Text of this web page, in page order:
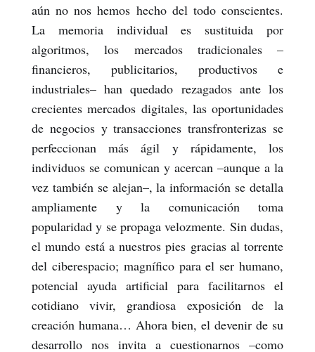
aún no nos hemos hecho del todo conscientes.
La memoria individual es sustituida por
algoritmos, los mercados tradicionales –
financieros, publicitarios, productivos e
industriales– han quedado rezagados ante los
crecientes mercados digitales, las oportunidades
de negocios y transacciones transfronterizas se
perfeccionan más ágil y rápidamente, los
individuos se comunican y acercan –aunque a la
vez también se alejan–, la información se detalla
ampliamente y la comunicación toma
popularidad y se propaga velozmente. Sin dudas,
el mundo está a nuestros pies gracias al torrente
del ciberespacio; magnífico para el ser humano,
potencial ayuda artificial para facilitarnos el
cotidiano vivir, grandiosa exposición de la
creación humana… Ahora bien, el devenir de su
desarrollo nos invita a cuestionarnos –como